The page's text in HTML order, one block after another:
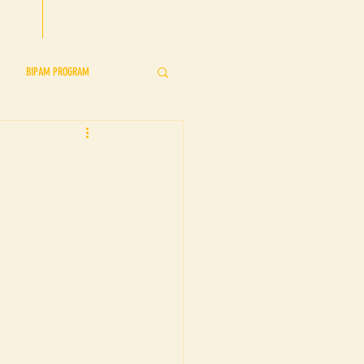
BIPAM PROGRAM
BIPAM Showcase